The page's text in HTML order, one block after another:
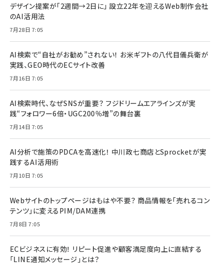
デザイン提案が「2週間→2日に」 設立22年を迎えるWeb制作会社
のAI活用法
7月28日 7:05
AI検索で“自社がお勧め”されない！ お米ギフトの八代目儀兵衛が
実践、GEO時代のECサイト改善
7月16日 7:05
AI検索時代、なぜSNSが重要？ フジドリームエアラインズが実
践“フォロワー6倍・UGC200％増”の舞台裏
7月14日 7:05
AI分析で施策のPDCAを高速化！ 中川政七商店とSprocketが実
践するAI活用術
7月10日 7:05
Webサイトのトップページはもはや不要？ 商品情報を「売れるコン
テンツ」に変えるPIM/DAM連携
7月8日 7:05
ECビジネスに有効！ リピート促進や顧客満足度向上に直結する
「LINE通知メッセージ」とは？